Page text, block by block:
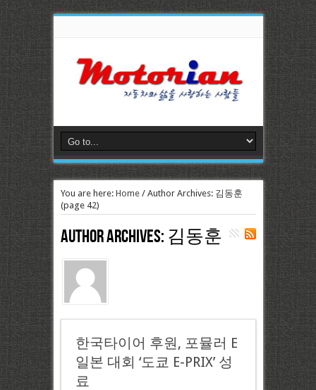
You are here: Home/ Author Archives: 김동훈
(page 42)
Author Archives: 김동훈
한국타이어 후원, 포뮬러 E
일본 대회 ‘도쿄 E-PRIX’ 성
료